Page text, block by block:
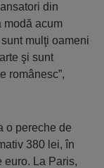
din
modă acum
mulţi oameni
şi sunt
românesc”,
o pereche de
380 lei, în
euro. La Paris,